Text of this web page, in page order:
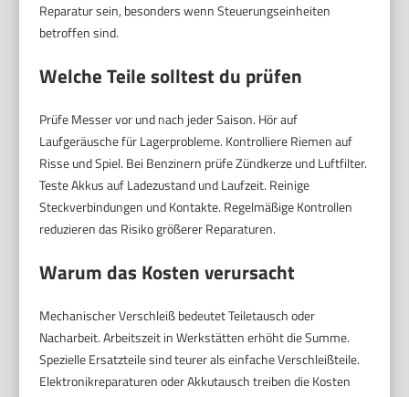
Reparatur sein, besonders wenn Steuerungseinheiten
betroffen sind.
Welche Teile solltest du prüfen
Prüfe Messer vor und nach jeder Saison. Hör auf
Laufgeräusche für Lagerprobleme. Kontrolliere Riemen auf
Risse und Spiel. Bei Benzinern prüfe Zündkerze und Luftfilter.
Teste Akkus auf Ladezustand und Laufzeit. Reinige
Steckverbindungen und Kontakte. Regelmäßige Kontrollen
reduzieren das Risiko größerer Reparaturen.
Warum das Kosten verursacht
Mechanischer Verschleiß bedeutet Teiletausch oder
Nacharbeit. Arbeitszeit in Werkstätten erhöht die Summe.
Spezielle Ersatzteile sind teurer als einfache Verschleißteile.
Elektronikreparaturen oder Akkutausch treiben die Kosten